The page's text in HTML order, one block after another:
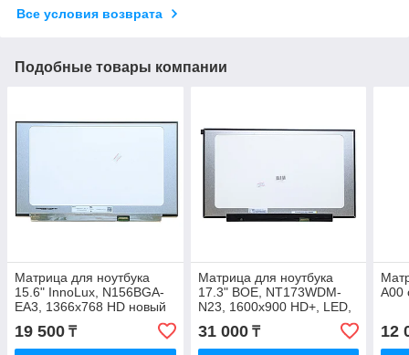
Все условия возврата
Подобные товары компании
Матрица для ноутбука
15.6" InnoLux, N156BGA-
EA3, 1366x768 HD новый
19 500 ₸
Матрица для ноутбука
17.3" BOE, NT173WDM-
N23, 1600x900 HD+, LED,
389.88×236.52 mm, Grade
A- новая с гарантией
31 000₸
A00
12